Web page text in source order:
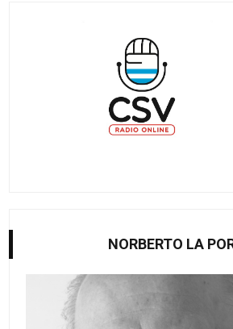
NORBERTO LA